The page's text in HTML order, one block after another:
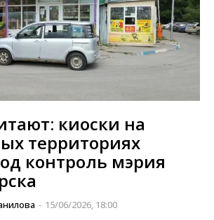
киоски на
территориях
контроль мэрия
- 15/06/2026, 18:00